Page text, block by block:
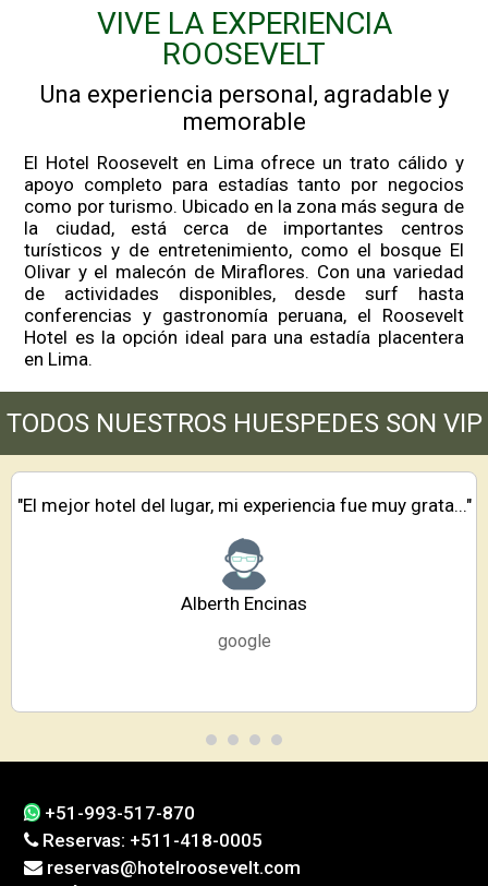
VIVE LA EXPERIENCIA
ROOSEVELT
Una experiencia personal, agradable y
memorable
El Hotel Roosevelt en Lima ofrece un trato cálido y
apoyo completo para estadías tanto por negocios
como por turismo. Ubicado en la zona más segura de
la ciudad, está cerca de importantes centros
turísticos y de entretenimiento, como el bosque El
Olivar y el malecón de Miraflores. Con una variedad
de actividades disponibles, desde surf hasta
conferencias y gastronomía peruana, el Roosevelt
Hotel es la opción ideal para una estadía placentera
en Lima.
TODOS NUESTROS HUESPEDES SON VIP
"El mejor hotel del lugar, mi experiencia fue muy grata..."
Alberth Encinas
google
+51-993-517-870
Reservas: +511-418-0005
reservas@hotelroosevelt.com